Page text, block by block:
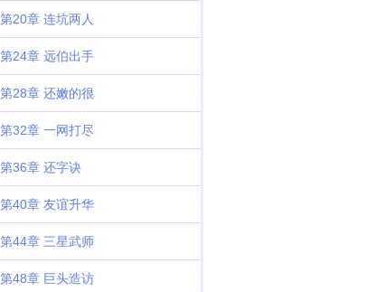
第20章 连坑两人
第24章 远伯出手
第28章 还嫩的很
第32章 一网打尽
第36章 还字诀
第40章 友谊升华
第44章 三星武师
第48章 巨头造访